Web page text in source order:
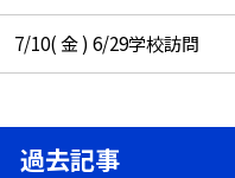
7/10( 金 ) 6/29学校訪問
過去記事